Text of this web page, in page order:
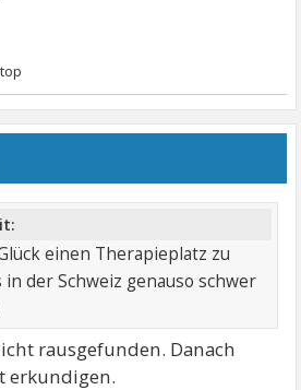
einen Therapieplatz zu
der Schweiz genauso schwer
rausgefunden. Danach
erkundigen.